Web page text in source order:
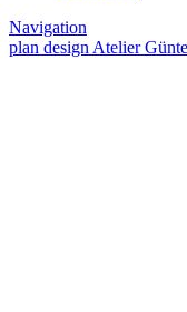
Navigation
plan design Atelier